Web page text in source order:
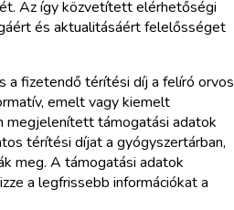
Az így közvetített elérhetőségi
és aktualitásáért felelősséget
a fizetendő térítési díj a felíró orvos
emelt vagy kiemelt
megjelenített támogatási adatok
térítési díjat a gyógyszertárban,
meg. A támogatási adatok
a legfrissebb információkat a